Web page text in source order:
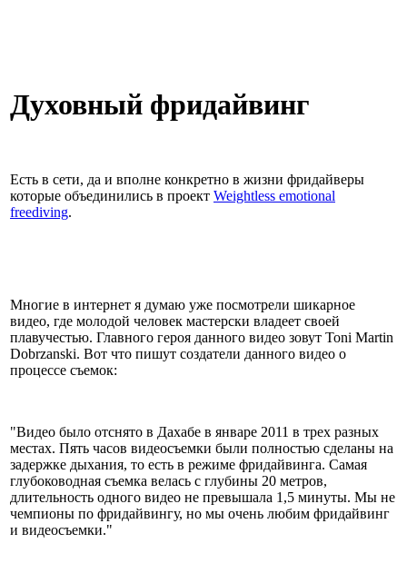
Духовный фридайвинг
Есть в сети, да и вполне конкретно в жизни фридайверы
которые объединились в проект Weightless emotional
freediving.
Многие в интернет я думаю уже посмотрели шикарное
видео, где молодой человек мастерски владеет своей
плавучестью. Главного героя данного видео зовут Toni Martin
Dobrzanski. Вот что пишут создатели данного видео о
процессе съемок:
"Видео было отснято в Дахабе в январе 2011 в трех разных
местах. Пять часов видеосъемки были полностью сделаны на
задержке дыхания, то есть в режиме фридайвинга. Самая
глубоководная съемка велась с глубины 20 метров,
длительность одного видео не превышала 1,5 минуты. Мы не
чемпионы по фридайвингу, но мы очень любим фридайвинг
и видеосъемки."